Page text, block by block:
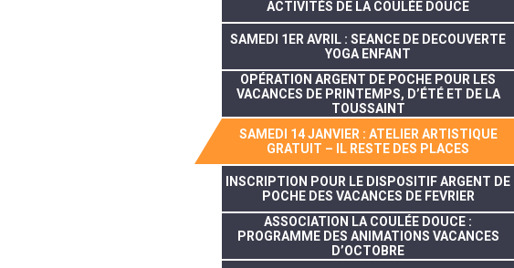
ACTIVITÉS DE LA COULÉE DOUCE
SAMEDI 1ER AVRIL : SEANCE DE DECOUVERTE
YOGA ENFANT
OPÉRATION ARGENT DE POCHE POUR LES
VACANCES DE PRINTEMPS, D’ÉTÉ ET DE LA
TOUSSAINT
SAMEDI 14 JANVIER : ATELIER ARTISTIQUE
GRATUIT – IL RESTE DES PLACES
INSCRIPTION POUR LE DISPOSITIF ARGENT DE
POCHE DES VACANCES DE FEVRIER
ASSOCIATION LA COULÉE DOUCE :
PROGRAMME DES ANIMATIONS VACANCES
D’OCTOBRE